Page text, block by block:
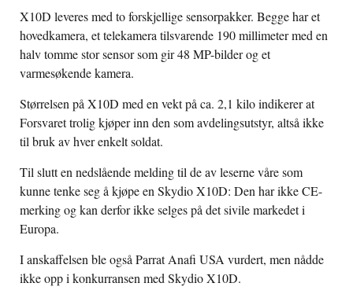
X10D leveres med to forskjellige sensorpakker. Begge har et
hovedkamera, et telekamera tilsvarende 190 millimeter med en
halv tomme stor sensor som gir 48 MP-bilder og et
varmesøkende kamera.
Størrelsen på X10D med en vekt på ca. 2,1 kilo indikerer at
Forsvaret trolig kjøper inn den som avdelingsutstyr, altså ikke
til bruk av hver enkelt soldat.
Til slutt en nedslående melding til de av leserne våre som
kunne tenke seg å kjøpe en Skydio X10D: Den har ikke CE-
merking og kan derfor ikke selges på det sivile markedet i
Europa.
I anskaffelsen ble også Parrat Anafi USA vurdert, men nådde
ikke opp i konkurransen med Skydio X10D.